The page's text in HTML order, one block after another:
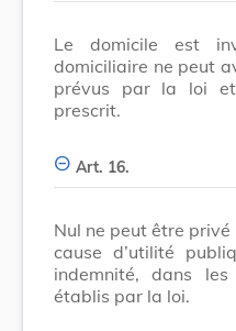
Le domicile est
domiciliaire ne peut
prévus par la loi et
prescrit.
Art. 16.
Nul ne peut être
cause d’utilité
indemnité, dans
établis par la loi.